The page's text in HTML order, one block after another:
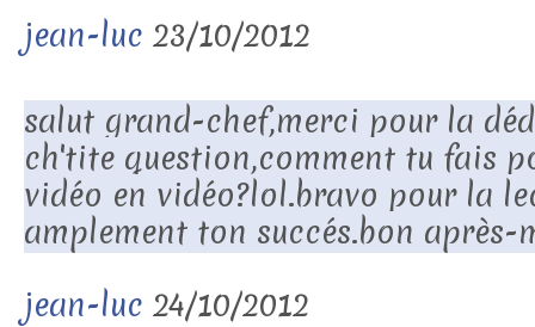
jean-luc 23/10/2012
salut grand-chef,merci pour la
ch'tite question,comment tu fais
vidéo en vidéo?lol.bravo pour la
amplement ton succés.bon
jean-luc 24/10/2012